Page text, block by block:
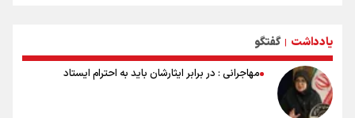
بهترین موکب‌های ایرانی در پیاده روی اربعین ۱۴۰۵
یادداشت | گفتگو
مهاجرانی : در برابر ایثارشان باید به احترام ایستاد